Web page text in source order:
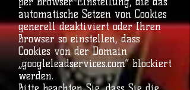
automatische Setzen von Cookies
generell deaktiviert oder Ihren
Browser so einstellen, dass
Cookies von der Domain
„googleleadservices.com“ blockiert
werden.